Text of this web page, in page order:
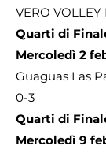
VERO
Quarti di
Mercoledì 2
Guaguas Las
0-3
Quarti di
Mercoledì 9